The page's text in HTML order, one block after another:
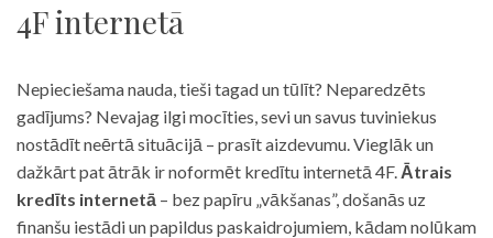
4F internetā
Nepieciešama nauda, tieši tagad un tūlīt? Neparedzēts
gadījums? Nevajag ilgi mocīties, sevi un savus tuviniekus
nostādīt neērtā situācijā – prasīt aizdevumu. Vieglāk un
dažkārt pat ātrāk ir noformēt kredītu internetā 4F. Ātrais
kredīts internetā – bez papīru „vākšanas”, došanās uz
finanšu iestādi un papildus paskaidrojumiem, kādam nolūkam